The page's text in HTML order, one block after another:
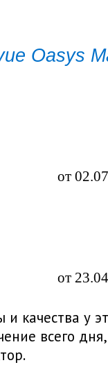
Oasys
от
от
качества у
всего